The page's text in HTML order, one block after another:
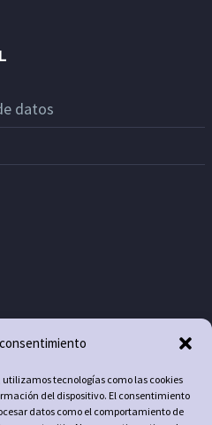
utilizamos tecnologías como las cookies
del dispositivo. El consentimiento
datos como el comportamiento de
datos